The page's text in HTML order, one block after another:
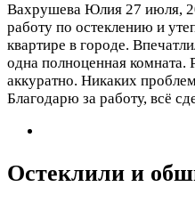
Вахрушева Юлия 27 июля,
работу по остеклению и
квартире в городе.
одна полноценная
аккуратно. Никаких
Благодарю за работу, всё
Остеклили и